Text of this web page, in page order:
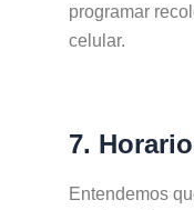
programar
celular.
7.
Entendemos